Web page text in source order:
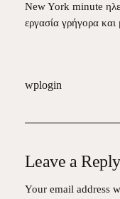
New York minute
εργασία γρήγορα και
wplogin
Leave a Reply
Your email address